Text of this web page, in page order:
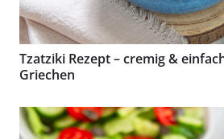
Tzatziki Rezept – cremig &
Griechen